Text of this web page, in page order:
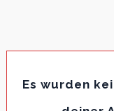
Es wurden